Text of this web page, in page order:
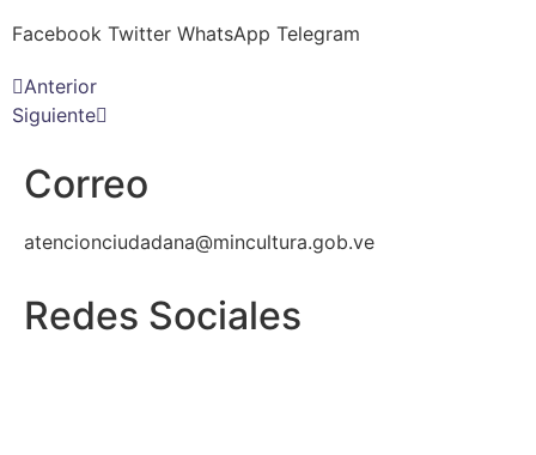
Facebook Twitter WhatsApp Telegram
Anterior
Siguiente
Correo
atencionciudadana@mincultura.gob.ve
Redes Sociales